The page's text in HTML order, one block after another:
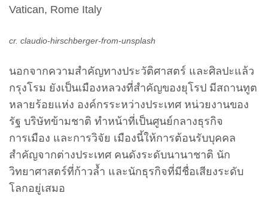
Vatican, Rome Italy
cr. claudio-hirschberger-from-unsplash
นอกจากความสำคัญทางประวัติศาสตร์ และศิลปะแล้ว
กรุงโรม ยังเป็นเมืองหลวงที่สำคัญของยุโรป มีสถานทูต
หลายร้อยแห่ง องค์กรระหว่างประเทศ หน่วยงานของ
รัฐ บริษัทข้ามชาติ ทำหน้าที่เป็นศูนย์กลางธุรกิจ
การเมือง และการวิจัย เมืองนี้ให้การต้อนรับบุคคล
สำคัญจากต่างประเทศ คนดังระดับนานาชาติ นัก
วิทยาศาสตร์ที่ก้าวล้ำ และนักธุรกิจที่มีชื่อเสียงระดับ
โลกอยู่เสมอ